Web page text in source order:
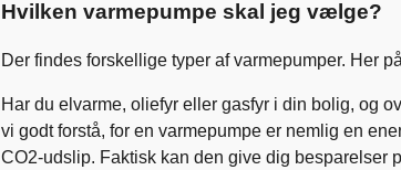
Hvilken varmepumpe skal jeg vælge?
Der findes forskellige typer af varmepumper. Her
Har du elvarme, oliefyr eller gasfyr i din bolig, og
vi godt forstå, for en varmepumpe er nemlig en
CO2-udslip. Faktisk kan den give dig